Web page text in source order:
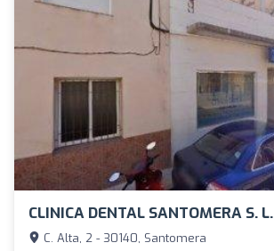
CLINICA DENTAL SANTOMERA S. L.
C. Alta, 2 - 30140, Santomera